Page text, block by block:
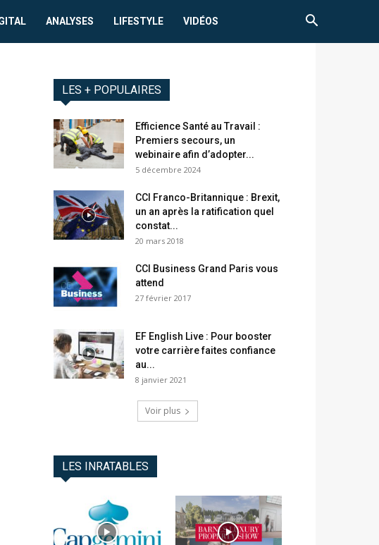
ANALYSES LIFESTYLE VIDÉOS
LES + POPULAIRES
Efficience Santé au Travail :
Premiers secours, un
webinaire afin d’adopter...
5 décembre 2024
CCI Franco-Britannique : Brexit,
un an après la ratification quel
constat...
20 mars 2018
CCI Business Grand Paris vous
attend
27 février 2017
EF English Live : Pour booster
votre carrière faites confiance
au...
8 janvier 2021
Voir plus
LES INRATABLES